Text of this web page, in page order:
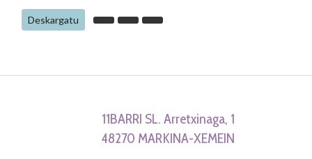
Deskargatu
11BARRI SL. Arretxinaga, 1
48270 MARKINA-XEMEIN